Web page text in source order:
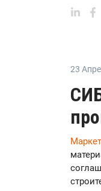
23